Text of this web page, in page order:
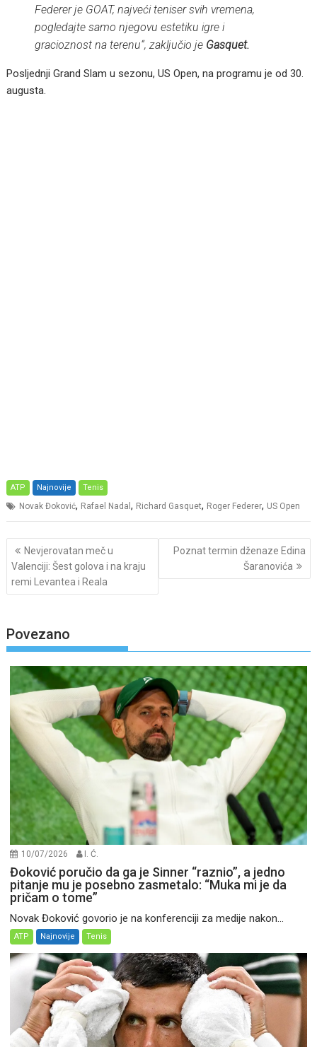
Federer je GOAT, najveći teniser svih vremena,
pogledajte samo njegovu estetiku igre i
gracioznost na terenu“, zaključio je Gasquet.
Posljednji Grand Slam u sezonu, US Open, na programu je od 30.
augusta.
ATP Najnovije Tenis
Novak Đoković, Rafael Nadal, Richard Gasquet, Roger Federer, US Open
Post
navigation
Nevjerovatan meč u
Valenciji: Šest golova i na kraju
remi Levantea i Reala
Poznat termin dženaze Edina
Šaranovića
Povezano
10/07/2026 I. Ć.
Đoković poručio da ga je Sinner “raznio”, a jedno
pitanje mu je posebno zasmetalo: “Muka mi je da
pričam o tome”
Novak Đoković govorio je na konferenciji za medije nakon...
ATP Najnovije Tenis